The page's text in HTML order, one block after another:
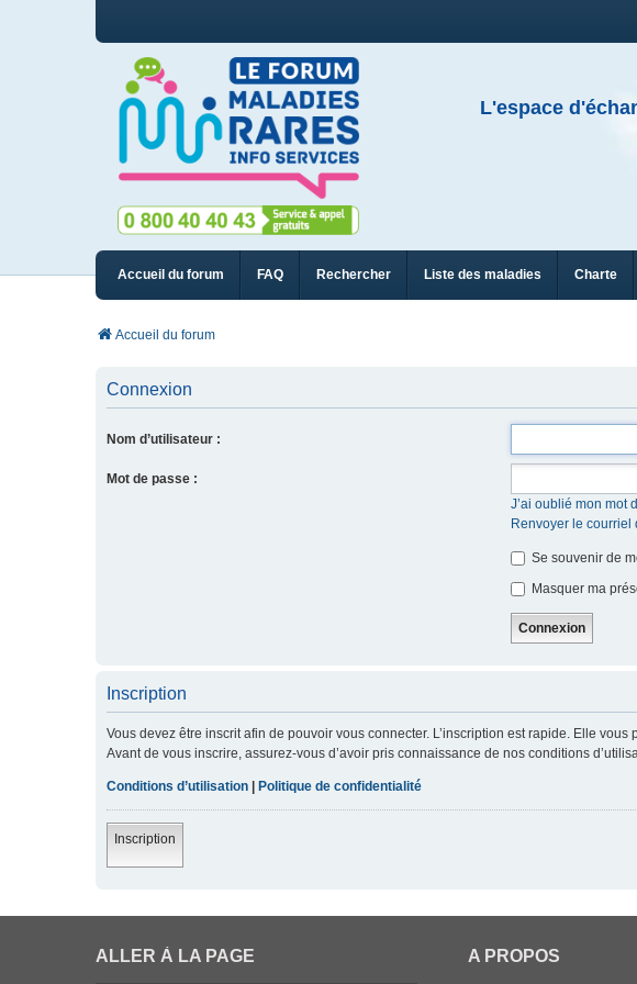
L'espace
Accueil du forum FAQ Rechercher Liste des maladies Charte
Accueil du forum
Connexion
Nom d’utilisateur :
Mot de passe :
J’ai oublié mon mot
Renvoyer le courriel
Se souvenir de
Masquer ma
Inscription
Vous devez être inscrit afin de pouvoir vous connecter. L’inscription est rapide. Elle
Avant de vous inscrire, assurez-vous d’avoir pris connaissance de nos conditions
Conditions d’utilisation Politique de confidentialité
Inscription
ALLER À LA PAGE A PROPOS